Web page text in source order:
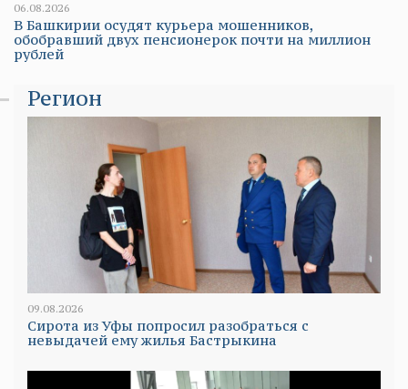
06.08.2026
В Башкирии осудят курьера мошенников,
обобравший двух пенсионерок почти на миллион
рублей
Регион
09.08.2026
Сирота из Уфы попросил разобраться с
невыдачей ему жилья Бастрыкина